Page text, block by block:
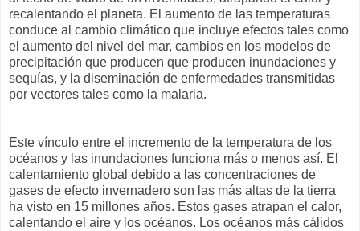
recalentando el planeta. El aumento de las temperaturas
conduce al cambio climático que incluye efectos tales como
el aumento del nivel del mar, cambios en los modelos de
precipitación que producen que producen inundaciones y
sequías, y la diseminación de enfermedades transmitidas
por vectores tales como la malaria.
Este vínculo entre el incremento de la temperatura de los
océanos y las inundaciones funciona más o menos así. El
calentamiento global debido a las concentraciones de
gases de efecto invernadero son las más altas de la tierra
ha visto en 15 millones años. Estos gases atrapan el calor,
calentando el aire y los océanos. Los océanos más cálidos